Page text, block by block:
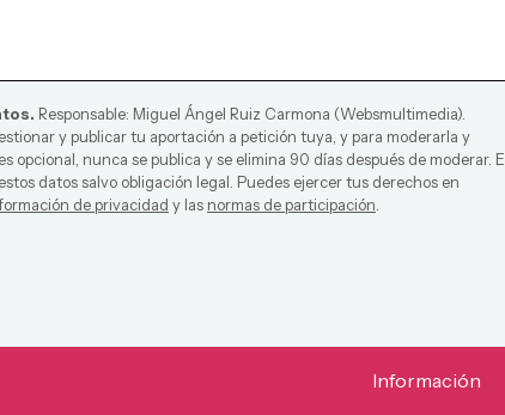
Responsable: Miguel Ángel Ruiz Carmona (Websmultimedia).
y publicar tu aportación a petición tuya, y para moderarla y
opcional, nunca se publica y se elimina 90 días después de moderar. El
datos salvo obligación legal. Puedes ejercer tus derechos en
de privacidad y las normas de participación
Información